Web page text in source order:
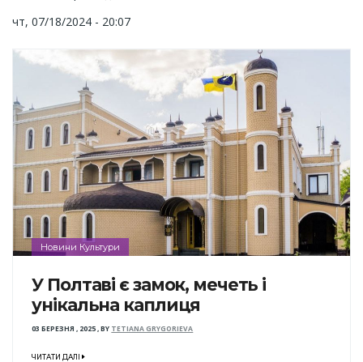
чт, 07/18/2024 - 20:07
Новини Культури
У Полтаві є замок, мечеть і
унікальна каплиця
03 БЕРЕЗНЯ , 2025,BY TETIANA GRYGORIEVA
ЧИТАТИ ДАЛІ